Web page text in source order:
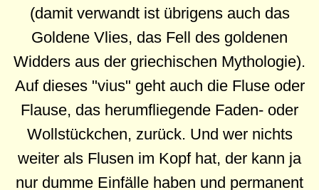
(damit verwandt ist übrigens auch das
Goldene Vlies, das Fell des goldenen
Widders aus der griechischen Mythologie).
Auf dieses "vius" geht auch die Fluse oder
Flause, das herumfliegende Faden- oder
Wollstückchen, zurück. Und wer nichts
weiter als Flusen im Kopf hat, der kann ja
nur dumme Einfälle haben und permanent